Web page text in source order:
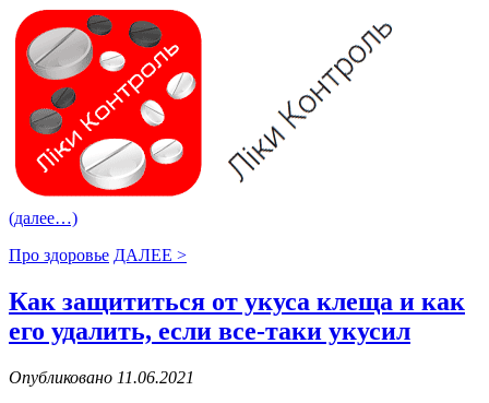
(далее…)
Про здоровье ДАЛЕЕ >
Как защититься от укуса клеща и как
его удалить, если все-таки укусил
Опубликовано 11.06.2021